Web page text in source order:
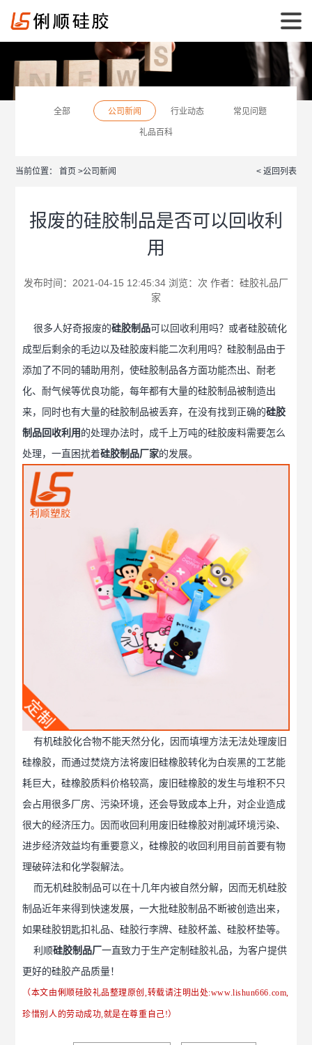
全部 公司新闻 行业动态 常见问题
礼品百科
当前位置： 首页>公司新闻 < 返回列表
报废的硅胶制品是否可以回收利
用
发布时间：2021-04-15 12:45:34 浏览： 次 作者： 硅胶礼品厂
家
很多人好奇报废的硅胶制品可以回收利用吗？或者硅胶硫化
成型后剩余的毛边以及硅胶废料能二次利用吗？硅胶制品由于
添加了不同的辅助用剂，使硅胶制品各方面功能杰出、耐老
化、耐气候等优良功能，每年都有大量的硅胶制品被制造出
来，同时也有大量的硅胶制品被丢弃，在没有找到正确的硅胶
制品回收利用的处理办法时，成千上万吨的硅胶废料需要怎么
处理，一直困扰着硅胶制品厂家的发展。
有机硅胶化合物不能天然分化，因而填埋方法无法处理废旧
硅橡胶，而通过焚烧方法将废旧硅橡胶转化为白炭黑的工艺能
耗巨大，硅橡胶质料价格较高，废旧硅橡胶的发生与堆积不只
会占用很多厂房、污染环境，还会导致成本上升，对企业造成
很大的经济压力。因而收回利用废旧硅橡胶对削减环境污染、
进步经济效益均有重要意义，硅橡胶的收回利用目前首要有物
理破碎法和化学裂解法。
而无机硅胶制品可以在十几年内被自然分解，因而无机硅胶
制品近年来得到快速发展，一大批硅胶制品不断被创造出来，
如果硅胶钥匙扣礼品、硅胶行李牌、硅胶杯盖、硅胶杯垫等。
利顺硅胶制品厂一直致力于生产定制硅胶礼品，为客户提供
更好的硅胶产品质量！
（本文由俐顺硅胶礼品整理原创,转载请注明出处:www.lishun666.com,
珍惜别人的劳动成功,就是在尊重自己!）